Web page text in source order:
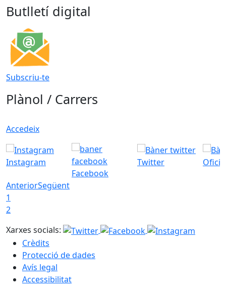
Butlletí digital
Subscriu-te
Plànol / Carrers
Accedeix
Instagram
Facebook
Twitter
AnteriorSegüent
1
2
Xarxes socials:
Crèdits
Protecció de dades
Avís legal
Accessibilitat